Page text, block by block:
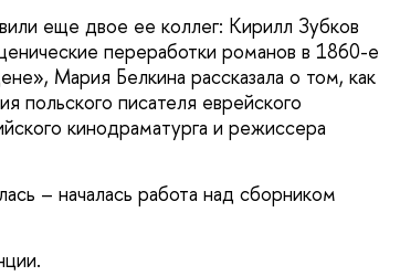
еще двое ее коллег: Кирилл Зубков
переработки романов в 1860-е
Мария Белкина рассказала о том, как
польского писателя еврейского
кинодраматурга и режиссера
– началась работа над сборником